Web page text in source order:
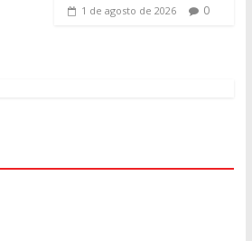
1 de agosto de 2026 0